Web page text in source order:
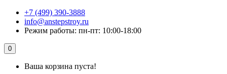
+7 (499) 390-3888
info@anstepstroy.ru
Режим работы: пн-пт: 10:00-18:00
0
Ваша корзина пуста!